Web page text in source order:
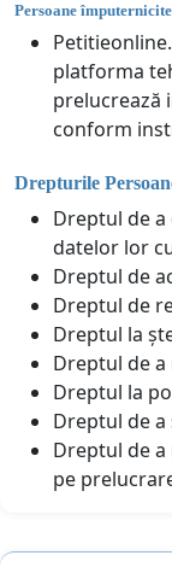
Persoane împuternicite
platforma
prelucrează
conform
Drepturile
Dreptul de
datelor lor
Dreptul de
Dreptul de
Dreptul la
Dreptul de
Dreptul la
Dreptul de
Dreptul de a
pe